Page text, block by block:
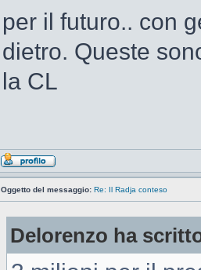
per il futuro.. con
dietro. Queste
la CL
Oggetto del messaggio: Re: Il Radja conteso
Delorenzo ha